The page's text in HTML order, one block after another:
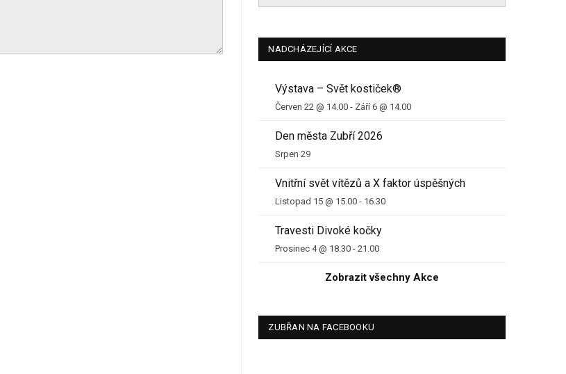
NADCHÁZEJÍCÍ AKCE
Výstava – Svět kostiček®
Červen 22 @ 14.00 - Září 6 @ 14.00
Den města Zubří 2026
Srpen 29
Vnitřní svět vítězů a X faktor úspěšných
Listopad 15 @ 15.00 - 16.30
Travesti Divoké kočky
Prosinec 4 @ 18.30 -21.00
Zobrazit všechny Akce
ZUBŘAN NA FACEBOOKU